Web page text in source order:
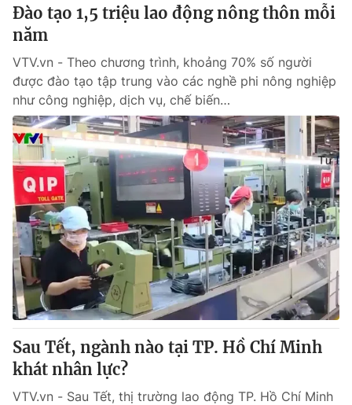
Góc doanh nghiệp
Truyền hình
Hậu trường
Nhân vật
Khán giả
Giải sao mai
Giải trí
Điện ảnh
Âm nhạc
Sao
Đời sống
Du lịch
Làm đẹp
Chất lượng cuộc sống
Giáo dục
Tuyển sinh
Học trực tuyến
Công nghệ
Hitech Công nghệ tương lai
Sản phẩm
Thị trường
Tư vấn
Giao lưu trực tuyến
Lịch phát sóng
Chuyên mục khác
Emagazine
Đào tạo 1,5 triệu lao động nông thôn mỗi
năm
VTV.vn - Theo chương trình, khoảng 70% số người
được đào tạo tập trung vào các nghề phi nông nghiệp
như công nghiệp, dịch vụ, chế biến…
Sau Tết, ngành nào tại TP. Hồ Chí Minh
khát nhân lực?
VTV.vn - Sau Tết, thị trường lao động TP. Hồ Chí Minh